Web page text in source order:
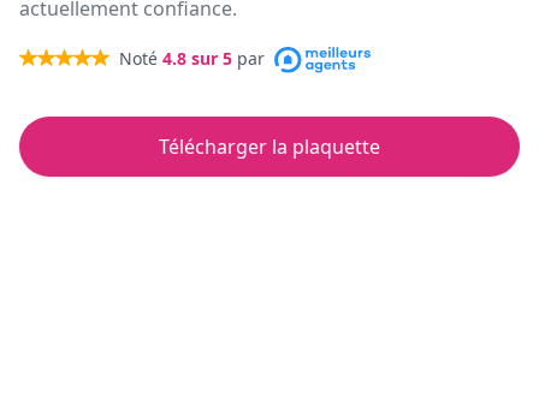
actuellement confiance.
Noté 4.8 sur 5 par
Télécharger la plaquette